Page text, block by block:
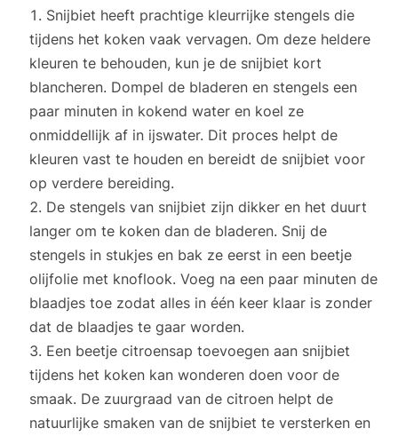
Snijbiet heeft prachtige kleurrijke stengels die
tijdens het koken vaak vervagen. Om deze heldere
kleuren te behouden, kun je de snijbiet kort
blancheren. Dompel de bladeren en stengels een
paar minuten in kokend water en koel ze
onmiddellijk af in ijswater. Dit proces helpt de
kleuren vast te houden en bereidt de snijbiet voor
op verdere bereiding.
De stengels van snijbiet zijn dikker en het duurt
langer om te koken dan de bladeren. Snij de
stengels in stukjes en bak ze eerst in een beetje
olijfolie met knoflook. Voeg na een paar minuten de
blaadjes toe zodat alles in één keer klaar is zonder
dat de blaadjes te gaar worden.
Een beetje citroensap toevoegen aan snijbiet
tijdens het koken kan wonderen doen voor de
smaak. De zuurgraad van de citroen helpt de
natuurlijke smaken van de snijbiet te versterken en